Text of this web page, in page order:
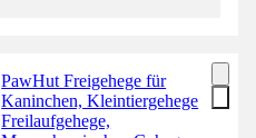
PawHut Freigehege für
Kaninchen, Kleintiergehege
Freilaufgehege,